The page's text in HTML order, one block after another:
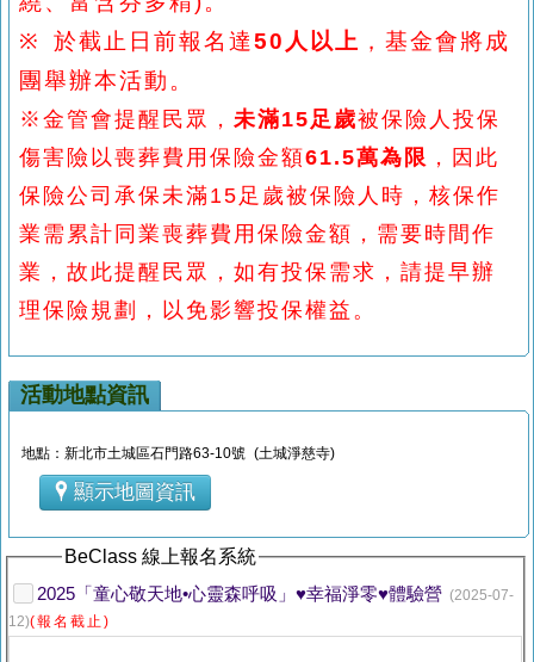
※ 於截止日前報名達50人以上 ，基金會將成
團舉辦本活動。
※ 金管會提醒民眾， 未滿15足歲被保險人投保
傷害險以喪葬費用保險金額61.5萬為限 ，因此
保險公司承保未滿15足歲被保險人時，核保作
業需累計同業喪葬費用保險金額，需要時間作
業，故此提醒民眾，如有投保需求，請提早辦
理保險規劃，以免影響投保權益。
活動地點資訊
地點：新北市土城區石門路63-10號 (土城淨慈寺)
顯示地圖資訊
BeClass 線上報名系統
2025「童心敬天地•心靈森呼吸」♥幸福淨零♥體驗營 (2025-07-
12)(報名截止)